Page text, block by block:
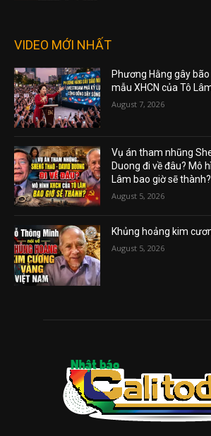
VIDEO MỚI NHẤT
Phương Hằng gây
mẫu XHCN của Tô
August 7, 2026
Vụ án tham nhũng
Duong đi về đâu? Mô
Lâm bao giờ sẽ thành?
August 5, 2026
Khủng hoảng kim
August 5, 2026